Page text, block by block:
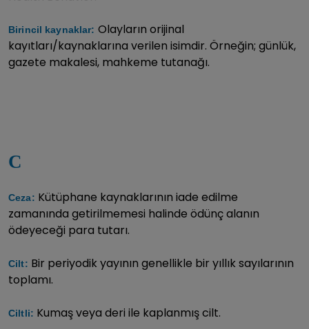
Birincil kaynaklar: Olayların orijinal
kayıtları/kaynaklarına verilen isimdir. Örneğin; günlük,
gazete makalesi, mahkeme tutanağı.
C
Ceza: Kütüphane kaynaklarının iade edilme
zamanında getirilmemesi halinde ödünç alanın
ödeyeceği para tutarı.
Cilt: Bir periyodik yayının genellikle bir yıllık sayılarının
toplamı.
Ciltli: Kumaş veya deri ile kaplanmış cilt.